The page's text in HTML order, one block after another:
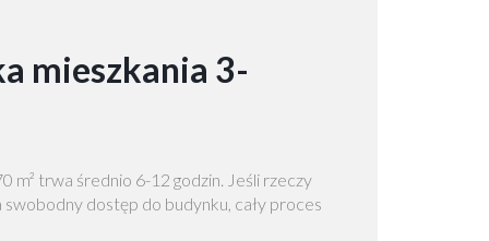
mieszkania 3-
m² trwa średnio 6-12 godzin. Jeśli rzeczy
dostęp do budynku, cały proces